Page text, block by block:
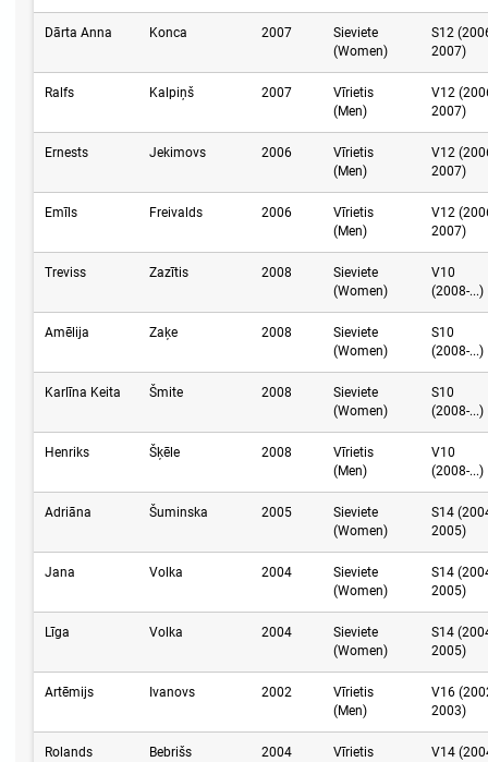
Dārta Anna Konca 2007
Sieviete
(Women)
S12
2007)
Ralfs Kalpiņš 2007
Vīrietis
(Men)
V12
2007)
Ernests Jekimovs 2006
Vīrietis
(Men)
V12
2007)
Emīls Freivalds 2006
Vīrietis
(Men)
V12
2007)
Treviss Zazītis 2008
Sieviete
(Women)
V10
(2008-...)
Amēlija Zaķe 2008
Sieviete
(Women)
S10
(2008-...)
Karlīna Keita Šmite 2008
Sieviete
(Women)
S10
(2008-...)
Henriks Šķēle 2008
Vīrietis
(Men)
V10
(2008-...)
Adriāna Šuminska 2005
Sieviete
(Women)
S14
2005)
Jana Volka 2004
Sieviete
(Women)
S14
2005)
Līga Volka 2004
Sieviete
(Women)
S14
2005)
Artēmijs Ivanovs 2002
Vīrietis
(Men)
V16
2003)
Rolands Bebrišs 2004
Vīrietis
V14